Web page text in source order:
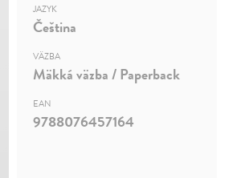
JAZYK
Čeština
VÄZBA
Mäkká väzba / Paperback
EAN
9788076457164